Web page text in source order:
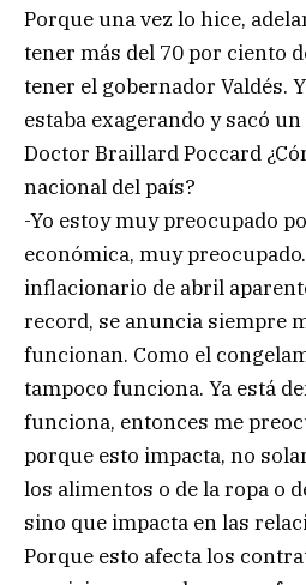
Porque una vez lo hice,
tener más del 70 por ciento
tener el gobernador Valdés.
estaba exagerando y sacó un
Doctor Braillard Poccard
nacional del país?
-Yo estoy muy preocupado
económica, muy
inflacionario de abril
record, se anuncia siempre
funcionan. Como el
tampoco funciona. Ya está
funciona, entonces me
porque esto impacta, no
los alimentos o de la ropa o
sino que impacta en las
Porque esto afecta los